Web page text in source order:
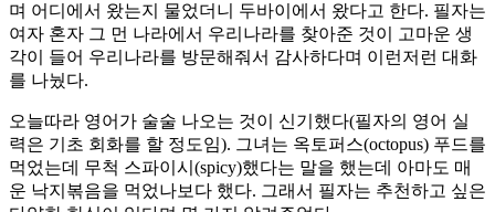
며 어디에서 왔는지 물었더니 두바이에서 왔다고 한다. 필자는
여자 혼자 그 먼 나라에서 우리나라를 찾아준 것이 고마운 생
각이 들어 우리나라를 방문해줘서 감사하다며 이런저런 대화
를 나눴다.
오늘따라 영어가 술술 나오는 것이 신기했다(필자의 영어 실
력은 기초 회화를 할 정도임). 그녀는 옥토퍼스(octopus) 푸드를
먹었는데 무척 스파이시(spicy)했다는 말을 했는데 아마도 매
운 낙지볶음을 먹었나보다 했다. 그래서 필자는 추천하고 싶은